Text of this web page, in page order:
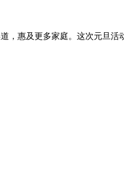
，惠及更多家庭。这次元旦活